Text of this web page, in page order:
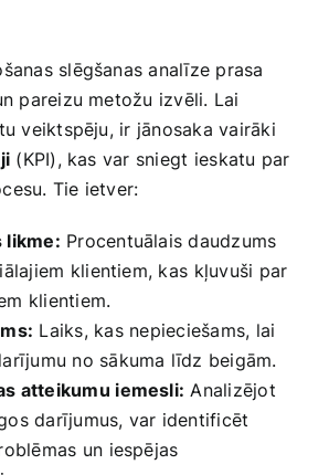
slēgšanas‍ analīze prasa
pareizu metožu izvēli. Lai⁢
veiktspēju, ir jānosaka ​vairāki
(KPI), kas var sniegt⁤ ieskatu par
Tie ‍ietver:
likme: Procentuālais daudzums
⁣klientiem, kas ⁢kļuvuši par‍
klientiem.
Laiks, kas⁢ nepieciešams, lai ​
no sākuma līdz beigām.
atteikumu⁣ iemesli: Analizējot
darījumus, var identificēt
un⁣ iespējas